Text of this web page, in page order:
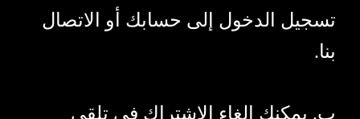
تسجيل الدخول إلى حسابك أو الاتصال
بنا.
ب. يمكنك إلغاء الاشتراك في تلقي